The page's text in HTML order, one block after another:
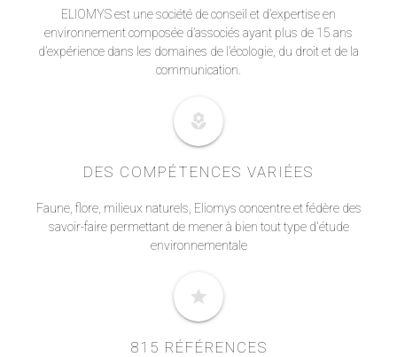
ELIOMYS est une société de conseil et d’expertise en
environnement composée d’associés ayant plus de 15 ans
d’expérience dans les domaines de l’écologie, du droit et de la
communication.
local_florist
DES COMPÉTENCES VARIÉES
Faune, flore, milieux naturels, Eliomys concentre et fédère des
savoir-faire permettant de mener à bien tout type d'étude
environnementale
star
815 RÉFÉRENCES